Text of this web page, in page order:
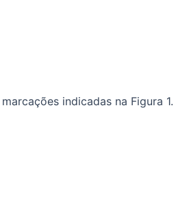
indicadas na Figura 1.